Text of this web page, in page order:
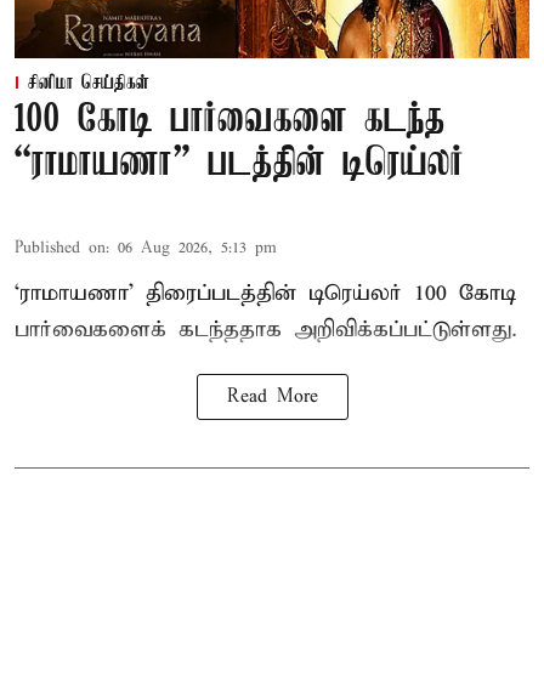
சினிமா செய்திகள்
100 கோடி பார்வைகளை கடந்த
“ராமாயணா” படத்தின் டிரெய்லர்
Published on: 06 Aug 2026, 5:13 pm
‘ராமாயணா’ திரைப்படத்தின் டிரெய்லர் 100 கோடி
பார்வைகளைக் கடந்ததாக அறிவிக்கப்பட்டுள்ளது.
Read More